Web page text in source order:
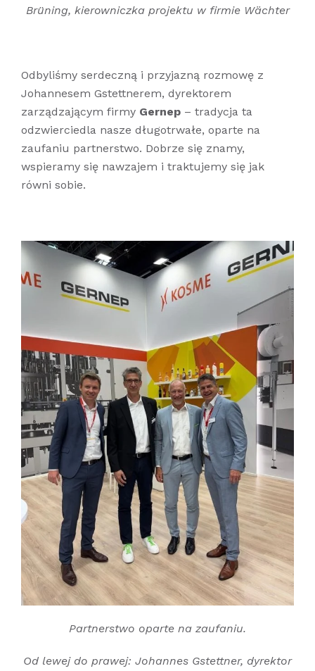
Brüning, kierowniczka projektu w firmie Wächter
Odbyliśmy serdeczną i przyjazną rozmowę z
Johannesem Gstettnerem, dyrektorem
zarządzającym firmy Gernep – tradycja ta
odzwierciedla nasze długotrwałe, oparte na
zaufaniu partnerstwo. Dobrze się znamy,
wspieramy się nawzajem i traktujemy się jak
równi sobie.
Partnerstwo oparte na zaufaniu.
Od lewej do prawej: Johannes Gstettner, dyrektor